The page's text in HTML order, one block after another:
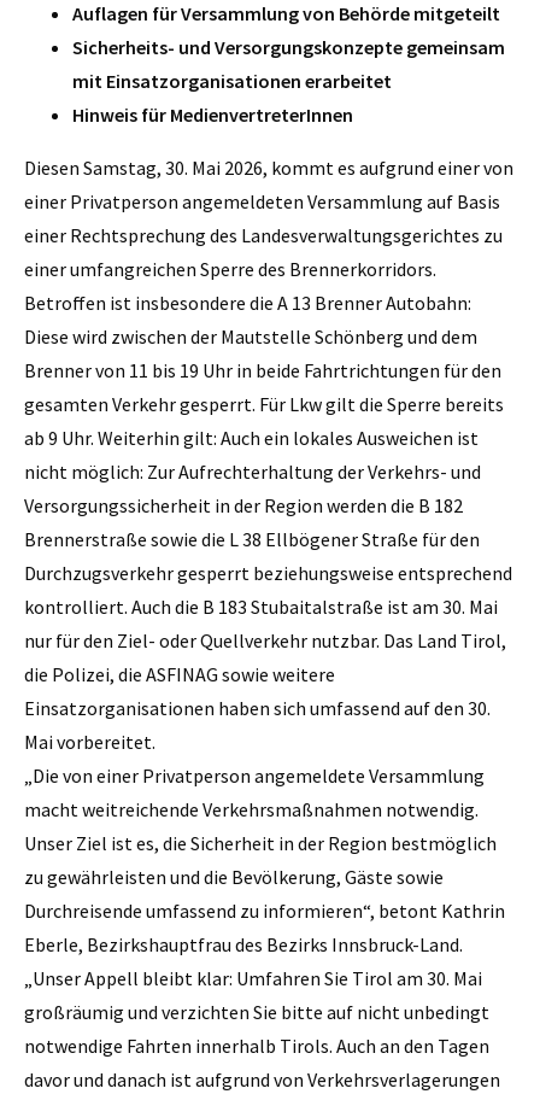
Auflagen für Versammlung von Behörde mitgeteilt
Sicherheits- und Versorgungskonzepte gemeinsam
mit Einsatzorganisationen erarbeitet
Hinweis für MedienvertreterInnen
Diesen Samstag, 30. Mai 2026, kommt es aufgrund einer von
einer Privatperson angemeldeten Versammlung auf Basis
einer Rechtsprechung des Landesverwaltungsgerichtes zu
einer umfangreichen Sperre des Brennerkorridors.
Betroffen ist insbesondere die A 13 Brenner Autobahn:
Diese wird zwischen der Mautstelle Schönberg und dem
Brenner von 11 bis 19 Uhr in beide Fahrtrichtungen für den
gesamten Verkehr gesperrt. Für Lkw gilt die Sperre bereits
ab 9 Uhr. Weiterhin gilt: Auch ein lokales Ausweichen ist
nicht möglich: Zur Aufrechterhaltung der Verkehrs- und
Versorgungssicherheit in der Region werden die B 182
Brennerstraße sowie die L 38 Ellbögener Straße für den
Durchzugsverkehr gesperrt beziehungsweise entsprechend
kontrolliert. Auch die B 183 Stubaitalstraße ist am 30. Mai
nur für den Ziel- oder Quellverkehr nutzbar. Das Land Tirol,
die Polizei, die ASFINAG sowie weitere
Einsatzorganisationen haben sich umfassend auf den 30.
Mai vorbereitet.
„Die von einer Privatperson angemeldete Versammlung
macht weitreichende Verkehrsmaßnahmen notwendig.
Unser Ziel ist es, die Sicherheit in der Region bestmöglich
zu gewährleisten und die Bevölkerung, Gäste sowie
Durchreisende umfassend zu informieren“, betont Kathrin
Eberle, Bezirkshauptfrau des Bezirks Innsbruck-Land.
„Unser Appell bleibt klar: Umfahren Sie Tirol am 30. Mai
großräumig und verzichten Sie bitte auf nicht unbedingt
notwendige Fahrten innerhalb Tirols. Auch an den Tagen
davor und danach ist aufgrund von Verkehrsverlagerungen